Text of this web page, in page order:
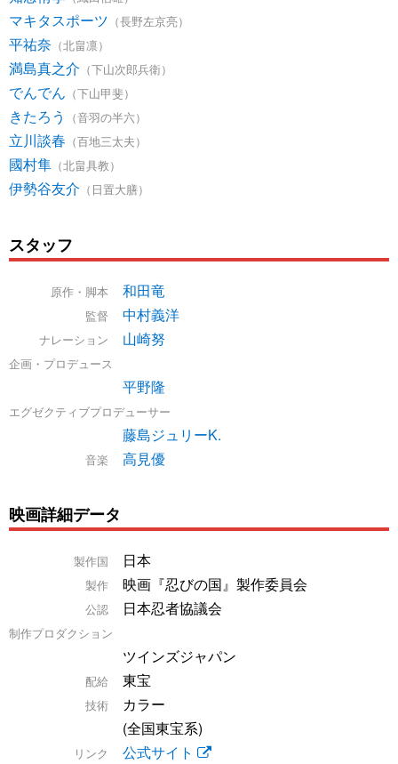
マキタスポーツ （長野左京亮）
平祐奈 （北畠凛）
満島真之介 （下山次郎兵衛）
でんでん （下山甲斐）
きたろう （音羽の半六）
立川談春 （百地三太夫）
國村隼 （北畠具教）
伊勢谷友介 （日置大膳）
スタッフ
原作・脚本 和田竜
監督 中村義洋
ナレーション 山崎努
企画・プロデュース
平野隆
エグゼクティブプロデューサー
藤島ジュリーK.
音楽 高見優
映画詳細データ
製作国 日本
製作 映画『忍びの国』製作委員会
公認 日本忍者協議会
制作プロダクション
ツインズジャパン
配給 東宝
技術
カラー
(全国東宝系)
リンク 公式サイト